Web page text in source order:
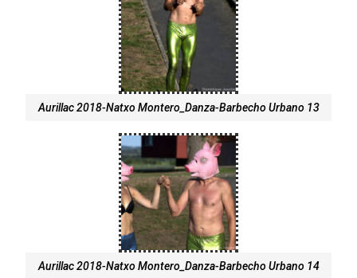
Aurillac 2018-Natxo Montero_Danza-Barbecho Urbano 13
Aurillac 2018-Natxo Montero_Danza-Barbecho Urbano 14